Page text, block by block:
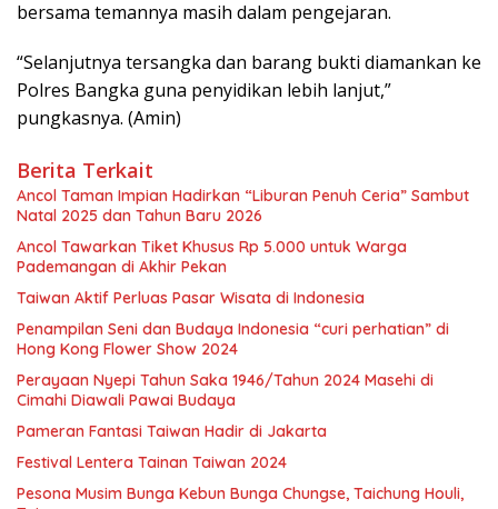
bersama temannya masih dalam pengejaran.
“Selanjutnya tersangka dan barang bukti diamankan ke
Polres Bangka guna penyidikan lebih lanjut,”
pungkasnya. (Amin)
Berita Terkait
Ancol Taman Impian Hadirkan “Liburan Penuh Ceria” Sambut
Natal 2025 dan Tahun Baru 2026
Ancol Tawarkan Tiket Khusus Rp 5.000 untuk Warga
Pademangan di Akhir Pekan
Taiwan Aktif Perluas Pasar Wisata di Indonesia
Penampilan Seni dan Budaya Indonesia “curi perhatian” di
Hong Kong Flower Show 2024
Perayaan Nyepi Tahun Saka 1946/Tahun 2024 Masehi di
Cimahi Diawali Pawai Budaya
Pameran Fantasi Taiwan Hadir di Jakarta
Festival Lentera Tainan Taiwan 2024
Pesona Musim Bunga Kebun Bunga Chungse, Taichung Houli,